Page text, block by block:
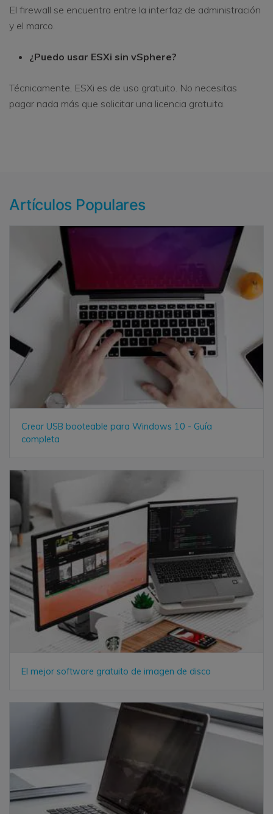
El firewall se encuentra entre la interfaz de administración
y el marco.
¿Puedo usar ESXi sin vSphere?
Técnicamente, ESXi es de uso gratuito. No necesitas
pagar nada más que solicitar una licencia gratuita.
Artículos Populares
Crear USB booteable para Windows 10 - Guía
completa
El mejor software gratuito de imagen de disco